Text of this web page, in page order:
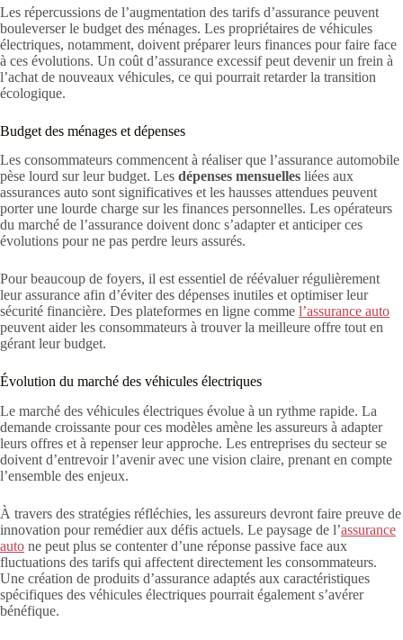
Les répercussions de l’augmentation des tarifs d’assurance peuvent
bouleverser le budget des ménages. Les propriétaires de véhicules
électriques, notamment, doivent préparer leurs finances pour faire face
à ces évolutions. Un coût d’assurance excessif peut devenir un frein à
l’achat de nouveaux véhicules, ce qui pourrait retarder la transition
écologique.
Budget des ménages et dépenses
Les consommateurs commencent à réaliser que l’assurance automobile
pèse lourd sur leur budget. Les dépenses mensuelles liées aux
assurances auto sont significatives et les hausses attendues peuvent
porter une lourde charge sur les finances personnelles. Les opérateurs
du marché de l’assurance doivent donc s’adapter et anticiper ces
évolutions pour ne pas perdre leurs assurés.
Pour beaucoup de foyers, il est essentiel de réévaluer régulièrement
leur assurance afin d’éviter des dépenses inutiles et optimiser leur
sécurité financière. Des plateformes en ligne comme l’assurance auto
peuvent aider les consommateurs à trouver la meilleure offre tout en
gérant leur budget.
Évolution du marché des véhicules électriques
Le marché des véhicules électriques évolue à un rythme rapide. La
demande croissante pour ces modèles amène les assureurs à adapter
leurs offres et à repenser leur approche. Les entreprises du secteur se
doivent d’entrevoir l’avenir avec une vision claire, prenant en compte
l’ensemble des enjeux.
À travers des stratégies réfléchies, les assureurs devront faire preuve de
innovation pour remédier aux défis actuels. Le paysage de l’assurance
auto ne peut plus se contenter d’une réponse passive face aux
fluctuations des tarifs qui affectent directement les consommateurs.
Une création de produits d’assurance adaptés aux caractéristiques
spécifiques des véhicules électriques pourrait également s’avérer
bénéfique.